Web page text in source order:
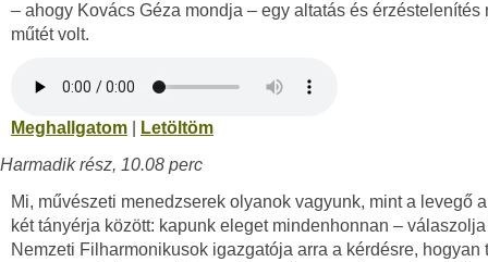
– ahogy Kovács Géza mondja – egy altatás és érzéstelenítés
műtét volt.
Meghallgatom
Letöltöm
Harmadik rész, 10.08 perc
Mi, művészeti menedzserek olyanok vagyunk, mint a levegő
két tányérja között: kapunk eleget mindenhonnan –
Nemzeti Filharmonikusok igazgatója arra a kérdésre, hogyan